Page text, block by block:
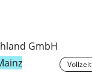
GmbH
Vollzeit